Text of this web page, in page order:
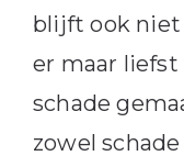
blijft ook niet
er maar liefst
schade
zowel